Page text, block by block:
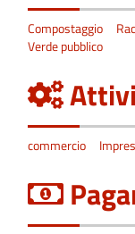
Compostaggio
Verde pubblico
commercio